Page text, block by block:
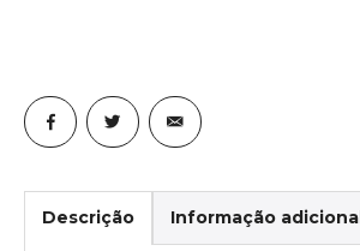
Descrição Informação adicional